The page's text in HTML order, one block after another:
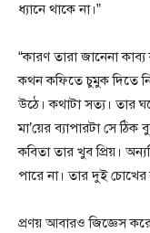
ধ্যানে থাকে না।”
“কারণ তারা জানেনা
কথন কফিতে চুমুক দিতে
উঠে। কথাটা সত্য। তার
মা’য়ের ব্যাপারটা সে
কবিতা তার খুব প্রিয়।
পারে না। তার দুই চোখের
প্রণয় আবারও জিজ্ঞেস